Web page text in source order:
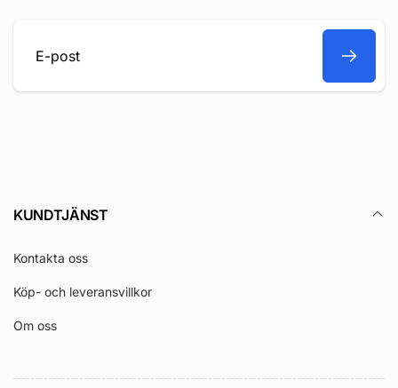
E-
KUNDTJÄNST
Kontakta oss
Köp- och leveransvillkor
Om oss